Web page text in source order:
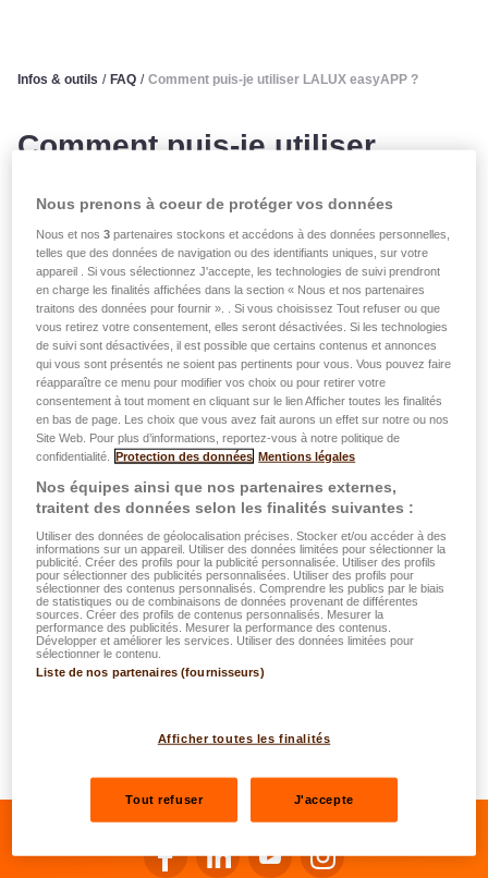
Infos & outils / FAQ / Comment puis-je utiliser LALUX easyAPP ?
Comment puis-je utiliser
LALUX easyAPP ?
Afin de pouvoir utiliser LALUX easyAPP, il faut tout
d’abord créer votre compte c’est-à-dire vous inscrire après
le téléchargement de l'application.
Ce processus permet de vous identifier en tant que client
du Groupe LALUX et permettra de créer un lien entre votre
personne et votre identité auprès du Groupe LALUX.
L’inscription ou la création de compte se fait en 4 étapes :
Renseigner une adresse email de connexion et la
Time-Password) envoyé à cette adresse email
numéro client DKV Luxembourg ou bien un numéro
de contrat DKV Luxembourg
Sélectionner un des numéros GSM indiqué par nos
systèmes et le valider en encodant le numéro OTP
envoyé par SMS à ce numéro de GSM
Définir un mot de passe personnel (composé d’au
majuscule et d’un caractère non alphabétique ( !,$,%,
Se rendre sur le facebook de LALUX
Se rendre sur le Linkedin de
Se rendre sur le youtube de
Se rendre sur
Nous prenons à coeur de protéger vos données
Nous et nos3 partenaires stockons et accédons à des données personnelles,
telles que des données de navigation ou des identifiants uniques, sur votre
appareil . Si vous sélectionnez J'accepte, les technologies de suivi prendront
en charge les finalités affichées dans la section « Nous et nos partenaires
traitons des données pour fournir ». . Si vous choisissez Tout refuser ou que
vous retirez votre consentement, elles seront désactivées. Si les technologies
de suivi sont désactivées, il est possible que certains contenus et annonces
qui vous sont présentés ne soient pas pertinents pour vous. Vous pouvez faire
réapparaître ce menu pour modifier vos choix ou pour retirer votre
consentement à tout moment en cliquant sur le lien Afficher toutes les finalités
en bas de page. Les choix que vous avez fait aurons un effet sur notre ou nos
Site Web. Pour plus d’informations, reportez-vous à notre politique de
confidentialité.
Protection des données Mentions légales
Nos équipes ainsi que nos partenaires externes,
traitent des données selon les finalités suivantes :
Utiliser des données de géolocalisation précises. Stocker et/ou accéder à des
informations sur un appareil. Utiliser des données limitées pour sélectionner la
publicité. Créer des profils pour la publicité personnalisée. Utiliser des profils
pour sélectionner des publicités personnalisées. Utiliser des profils pour
sélectionner des contenus personnalisés. Comprendre les publics par le biais
de statistiques ou de combinaisons de données provenant de différentes
sources. Créer des profils de contenus personnalisés. Mesurer la
performance des publicités. Mesurer la performance des contenus.
Développer et améliorer les services. Utiliser des données limitées pour
sélectionner le contenu.
Liste de nos partenaires (fournisseurs)
Afficher toutes les finalités
Tout refuser J'accepte